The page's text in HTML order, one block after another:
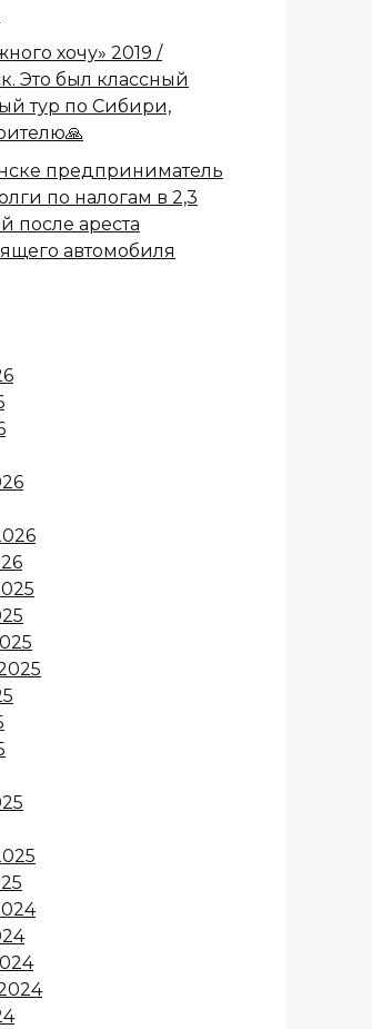
хочу» 2019 /
Это был классный
тур по Сибири,
предприниматель
по налогам в 2,3
после ареста
автомобиля